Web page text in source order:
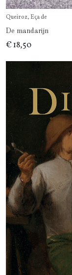
Queiroz, Eça de
De mandarijn
€ 18,50